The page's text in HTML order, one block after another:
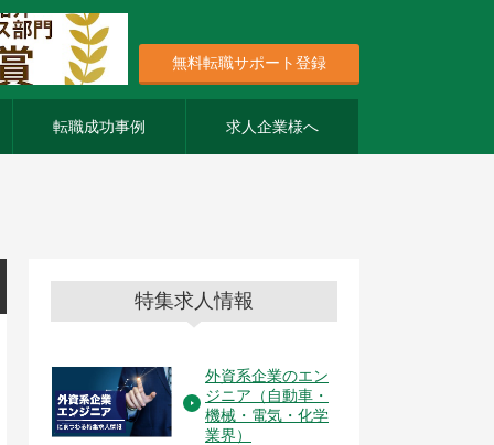
無料転職サポート登録
転職成功事例 求人企業様へ
特集求人情報
外資系企業のエン
ジニア（自動車・
機械・電気・化学
業界）